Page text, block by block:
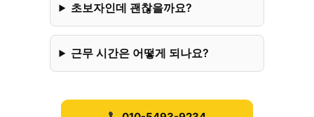
초보자인데 괜찮을까요?
근무 시간은 어떻게 되나요?